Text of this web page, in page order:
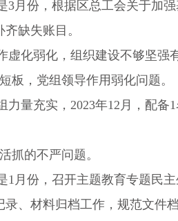
份，根据区总工会关于加强
缺失账目。
化弱化，组织建设不够坚强
，党组领导作用弱化问题。
充实，2023年12月，配备1
的不严问题。
份，召开主题教育专题民主
、材料归档工作，规范文件